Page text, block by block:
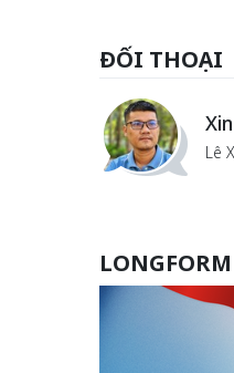
ĐỐI THOẠI
Lê
LONGFORM